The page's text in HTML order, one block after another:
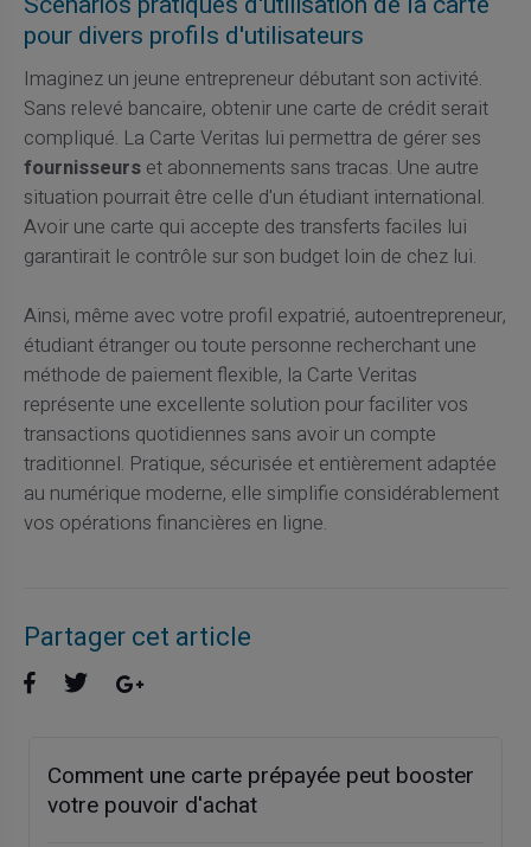
pour divers profils d'utilisateurs
Imaginez un jeune entrepreneur débutant son activité.
Sans relevé bancaire, obtenir une carte de crédit serait
compliqué. La Carte Veritas lui permettra de gérer ses
fournisseurset abonnements sans tracas. Une autre
situation pourrait être celle d'un étudiant international.
Avoir une carte qui accepte des transferts faciles lui
garantirait le contrôle sur son budget loin de chez lui.
Ainsi, même avec votre profil expatrié, autoentrepreneur,
étudiant étranger ou toute personne recherchant une
méthode de paiement flexible, la Carte Veritas
représente une excellente solution pour faciliter vos
transactions quotidiennes sans avoir un compte
traditionnel. Pratique, sécurisée et entièrement adaptée
au numérique moderne, elle simplifie considérablement
vos opérations financières en ligne.
Partager cet article
Comment une carte prépayée peut booster
votre pouvoir d'achat